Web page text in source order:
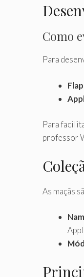
Como
Para
Para
professor
As maçãs